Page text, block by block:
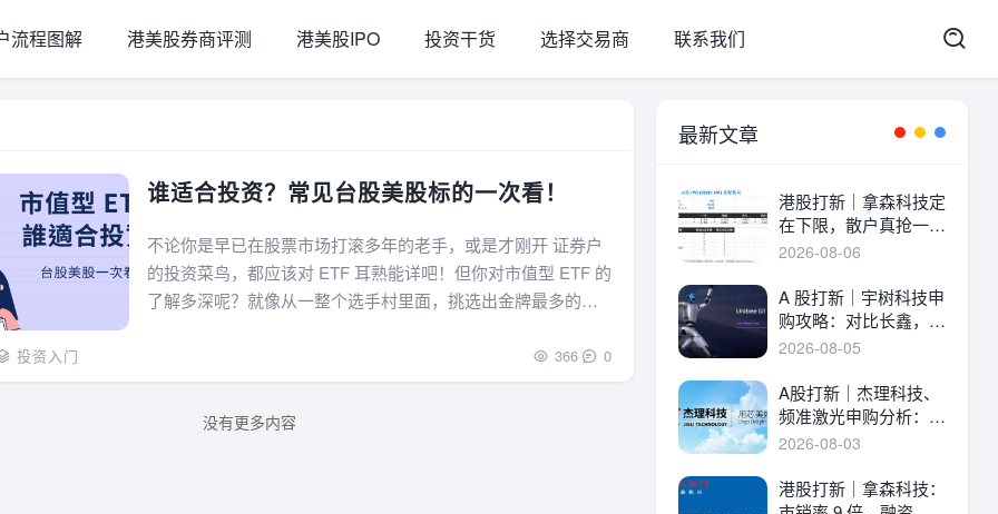
流程图解 港美股券商评测 港美股IPO 投资干货 选择交易商 联系我们
谁适合投资？常见台股美股标的一次看！
不论你是早已在股票市场打滚多年的老手，或是才刚开 证券户
的投资菜鸟，都应该对 ETF 耳熟能详吧！但你对市值型 ETF 的
了解多深呢？就像从一整个选手村里面，挑选出金牌最多的前
投资入门 366 0
没有更多内容
最新文章
港股打新｜拿森科技定
在下限，散户真抢一
手！
2026-08-06
A 股打新｜宇树科技申
购攻略：对比长鑫，一
文讲透中签率与A港差
2026-08-05
A股打新｜杰理科技、
频准激光申购分析：估
值、中签率与资金方案
2026-08-03
港股打新｜拿森科技：